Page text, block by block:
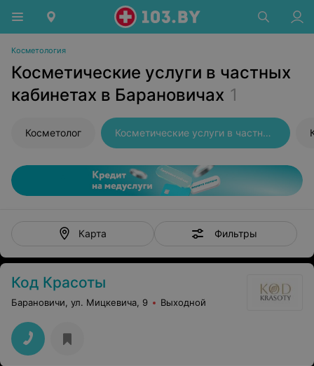
Косметология
Косметические услуги в частных
кабинетах в Барановичах 1
Косметолог Косметические услуги в частных кабинетах
Карта Фильтры
Код Красоты
Барановичи, ул. Мицкевича, 9 Выходной